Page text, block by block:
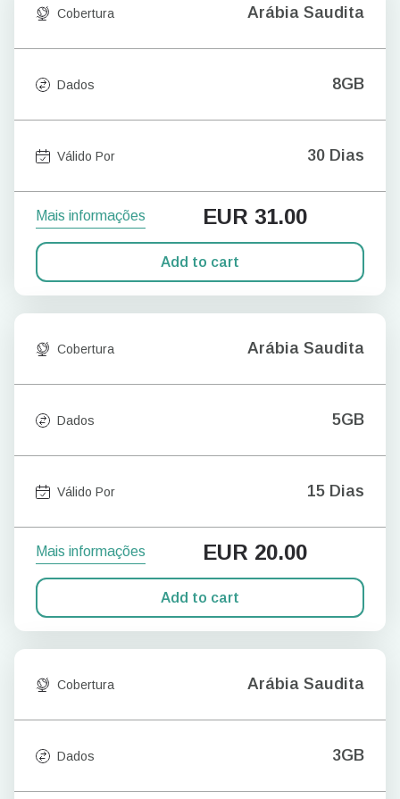
Cobertura Arábia Saudita
Dados 8GB
Válido Por 30 Dias
Mais informações EUR 31.00
Add to cart
Cobertura Arábia Saudita
Dados 5GB
Válido Por 15 Dias
Mais informações EUR 20.00
Add to cart
Cobertura Arábia Saudita
Dados 3GB